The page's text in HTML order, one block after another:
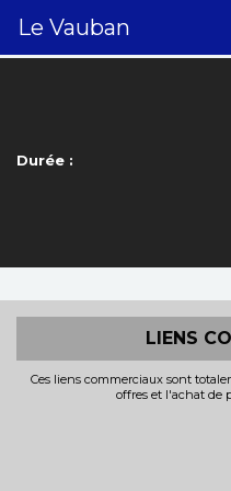
Le Vauban
Durée :
LIENS
Ces liens commerciaux sont
offres et l'achat de